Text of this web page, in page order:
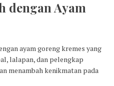
dengan Ayam
ayam goreng kremes yang
lalapan, dan pelengkap
menambah kenikmatan pada